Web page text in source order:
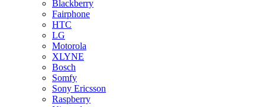
Blackberry
Fairphone
HTC
LG
Motorola
XLYNE
Bosch
Somfy
Sony Ericsson
Raspberry